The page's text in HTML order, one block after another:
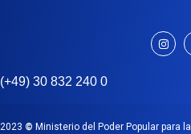
(+49) 30 832 240 0
2023 © Ministerio del Poder Popular para